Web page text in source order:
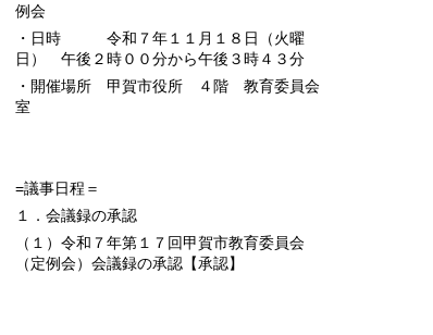
例会
・日時 令和７年１１月１８日（火曜
日） 午後２時００分から午後３時４３分
・開催場所 甲賀市役所 ４階 教育委員会
室
=議事日程＝
１．会議録の承認
（１）令和７年第１７回甲賀市教育委員会
（定例会）会議録の承認 【承認】